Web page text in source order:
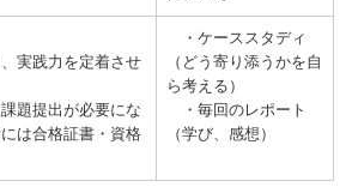
実践力を定着させ
題提出が必要にな
は合格証書・資格
・ケーススタディ
（どう寄り添うかを自
ら考える）
・毎回のレポート
（学び、感想）